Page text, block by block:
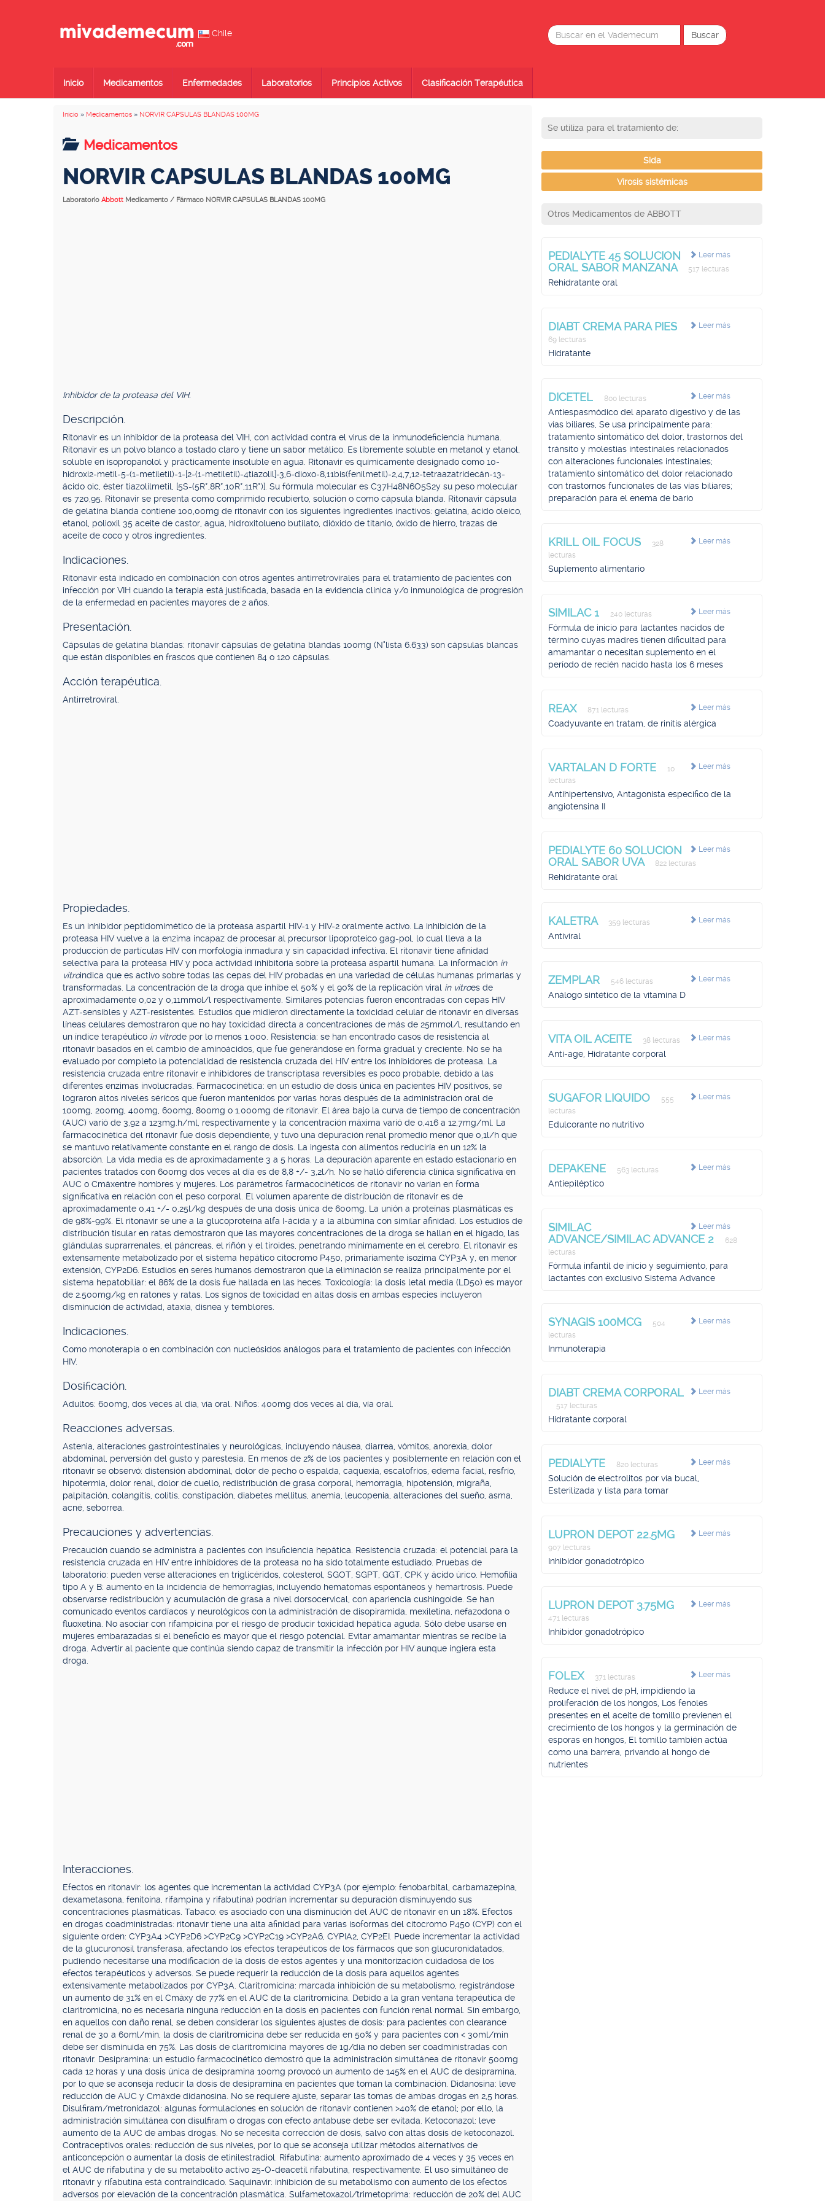
Chile
Inicio Medicamentos Enfermedades Laboratorios Principios Activos Clasificación Terapéutica
Inicio » Medicamentos » NORVIR CAPSULAS BLANDAS 100MG
Medicamentos
NORVIR CAPSULAS BLANDAS 100MG
Laboratorio Abbott Medicamento / Fármaco NORVIR CAPSULAS BLANDAS 100MG
Inhibidor de la proteasa del VIH.
Descripción.
Ritonavir es un inhibidor de la proteasa del VIH, con actividad contra el virus de la inmunodeficiencia humana.
Ritonavir es un polvo blanco a tostado claro y tiene un sabor metálico. Es libremente soluble en metanol y etanol,
soluble en isopropanolol y prácticamente insoluble en agua. Ritonavir es químicamente designado como 10-
hidroxi2-metil-5-(1-metiletil)-1-[2-(1-metiletil)-4tiazolil]-3,6-dioxo-8,11bis(fenilmetil)-2,4,7,12-tetraazatridecán-13-
ácido oic, éster tiazolilmetil, [5S-(5R*,8R*,10R*,11R*)]. Su fórmula molecular es C37H48N6O5S2y su peso molecular
es 720,95. Ritonavir se presenta como comprimido recubierto, solución o como cápsula blanda. Ritonavir cápsula
de gelatina blanda contiene 100,00mg de ritonavir con los siguientes ingredientes inactivos: gelatina, ácido oleico,
etanol, polioxil 35 aceite de castor, agua, hidroxitolueno butilato, dióxido de titanio, óxido de hierro, trazas de
aceite de coco y otros ingredientes.
Indicaciones.
Ritonavir está indicado en combinación con otros agentes antirretrovirales para el tratamiento de pacientes con
infección por VIH cuando la terapia está justificada, basada en la evidencia clínica y/o inmunológica de progresión
de la enfermedad en pacientes mayores de 2 años.
Presentación.
Cápsulas de gelatina blandas: ritonavir cápsulas de gelatina blandas 100mg (N°lista 6.633) son cápsulas blancas
que están disponibles en frascos que contienen 84 o 120 cápsulas.
Acción terapéutica.
Antirretroviral.
Propiedades.
Es un inhibidor peptidomimético de la proteasa aspartil HIV-1 y HIV-2 oralmente activo. La inhibición de la
proteasa HIV vuelve a la enzima incapaz de procesar al precursor lipoproteico gag-pol, lo cual lleva a la
producción de partículas HIV con morfología inmadura y sin capacidad infectiva. El ritonavir tiene afinidad
selectiva para la proteasa HIV y poca actividad inhibitoria sobre la proteasa aspartil humana. La información in
vitroindica que es activo sobre todas las cepas del HIV probadas en una variedad de células humanas primarias y
transformadas. La concentración de la droga que inhibe el 50% y el 90% de la replicación viral in vitroes de
aproximadamente 0,02 y 0,11mmol/l respectivamente. Similares potencias fueron encontradas con cepas HIV
AZT-sensibles y AZT-resistentes. Estudios que midieron directamente la toxicidad celular de ritonavir en diversas
líneas celulares demostraron que no hay toxicidad directa a concentraciones de más de 25mmol/l, resultando en
un índice terapéutico in vitrode por lo menos 1.000. Resistencia: se han encontrado casos de resistencia al
ritonavir basados en el cambio de aminoácidos, que fue generándose en forma gradual y creciente. No se ha
evaluado por completo la potencialidad de resistencia cruzada del HIV entre los inhibidores de proteasa. La
resistencia cruzada entre ritonavir e inhibidores de transcriptasa reversibles es poco probable, debido a las
diferentes enzimas involucradas. Farmacocinética: en un estudio de dosis única en pacientes HIV positivos, se
lograron altos niveles séricos que fueron mantenidos por varias horas después de la administración oral de
100mg, 200mg, 400mg, 600mg, 800mg o 1.000mg de ritonavir. El área bajo la curva de tiempo de concentración
(AUC) varió de 3,92 a 123mg.h/ml, respectivamente y la concentración máxima varió de 0,416 a 12,7mg/ml. La
farmacocinética del ritonavir fue dosis dependiente, y tuvo una depuración renal promedio menor que 0,1l/h que
se mantuvo relativamente constante en el rango de dosis. La ingesta con alimentos reduciría en un 12% la
absorción. La vida media es de aproximadamente 3 a 5 horas. La depuración aparente en estado estacionario en
pacientes tratados con 600mg dos veces al día es de 8,8 +/- 3,2l/h. No se halló diferencia clínica significativa en
AUC o Cmáxentre hombres y mujeres. Los parámetros farmacocinéticos de ritonavir no varían en forma
significativa en relación con el peso corporal. El volumen aparente de distribución de ritonavir es de
aproximadamente 0,41 +/- 0,25l/kg después de una dosis única de 600mg. La unión a proteínas plasmáticas es
de 98%-99%. El ritonavir se une a la glucoproteína alfa I-ácida y a la albúmina con similar afinidad. Los estudios de
distribución tisular en ratas demostraron que las mayores concentraciones de la droga se hallan en el hígado, las
glándulas suprarrenales, el páncreas, el riñón y el tiroides, penetrando mínimamente en el cerebro. El ritonavir es
extensamente metabolizado por el sistema hepático citocromo P450, primariamente isozima CYP3A y, en menor
extensión, CYP2D6. Estudios en seres humanos demostraron que la eliminación se realiza principalmente por el
sistema hepatobiliar: el 86% de la dosis fue hallada en las heces. Toxicología: la dosis letal media (LD50) es mayor
de 2.500mg/kg en ratones y ratas. Los signos de toxicidad en altas dosis en ambas especies incluyeron
disminución de actividad, ataxia, disnea y temblores.
Indicaciones.
Como monoterapia o en combinación con nucleósidos análogos para el tratamiento de pacientes con infección
HIV.
Dosificación.
Adultos: 600mg, dos veces al día, vía oral. Niños: 400mg dos veces al día, vía oral.
Reacciones adversas.
Astenia, alteraciones gastrointestinales y neurológicas, incluyendo náusea, diarrea, vómitos, anorexia, dolor
abdominal, perversión del gusto y parestesia. En menos de 2% de los pacientes y posiblemente en relación con el
ritonavir se observó: distensión abdominal, dolor de pecho o espalda, caquexia, escalofríos, edema facial, resfrío,
hipotermia, dolor renal, dolor de cuello, redistribución de grasa corporal, hemorragia, hipotensión, migraña,
palpitación, colangitis, colitis, constipación, diabetes mellitus, anemia, leucopenia, alteraciones del sueño, asma,
acné, seborrea.
Precauciones y advertencias.
Precaución cuando se administra a pacientes con insuficiencia hepática. Resistencia cruzada: el potencial para la
resistencia cruzada en HIV entre inhibidores de la proteasa no ha sido totalmente estudiado. Pruebas de
laboratorio: pueden verse alteraciones en triglicéridos, colesterol, SGOT, SGPT, GGT, CPK y ácido úrico. Hemofilia
tipo A y B: aumento en la incidencia de hemorragias, incluyendo hematomas espontáneos y hemartrosis. Puede
observarse redistribución y acumulación de grasa a nivel dorsocervical, con apariencia cushingoide. Se han
comunicado eventos cardíacos y neurológicos con la administración de disopiramida, mexiletina, nefazodona o
fluoxetina. No asociar con rifampicina por el riesgo de producir toxicidad hepática aguda. Sólo debe usarse en
mujeres embarazadas si el beneficio es mayor que el riesgo potencial. Evitar amamantar mientras se recibe la
droga. Advertir al paciente que continúa siendo capaz de transmitir la infección por HIV aunque ingiera esta
droga.
Interacciones.
Efectos en ritonavir: los agentes que incrementan la actividad CYP3A (por ejemplo: fenobarbital, carbamazepina,
dexametasona, fenitoína, rifampina y rifabutina) podrían incrementar su depuración disminuyendo sus
concentraciones plasmáticas. Tabaco: es asociado con una disminución del AUC de ritonavir en un 18%. Efectos
en drogas coadministradas: ritonavir tiene una alta afinidad para varias isoformas del citocromo P450 (CYP) con el
siguiente orden: CYP3A4 >CYP2D6 >CYP2C9 >CYP2C19 >CYP2A6, CYPIA2, CYP2EI. Puede incrementar la actividad
de la glucuronosil transferasa, afectando los efectos terapéuticos de los fármacos que son glucuronidatados,
pudiendo necesitarse una modificación de la dosis de estos agentes y una monitorización cuidadosa de los
efectos terapéuticos y adversos. Se puede requerir la reducción de la dosis para aquellos agentes
extensivamente metabolizados por CYP3A. Claritromicina: marcada inhibición de su metabolismo, registrándose
un aumento de 31% en el Cmáxy de 77% en el AUC de la claritromicina. Debido a la gran ventana terapéutica de
claritromicina, no es necesaria ninguna reducción en la dosis en pacientes con función renal normal. Sin embargo,
en aquellos con daño renal, se deben considerar los siguientes ajustes de dosis: para pacientes con clearance
renal de 30 a 60ml/min, la dosis de claritromicina debe ser reducida en 50% y para pacientes con < 30ml/min
debe ser disminuida en 75%. Las dosis de claritromicina mayores de 1g/día no deben ser coadministradas con
ritonavir. Desipramina: un estudio farmacocinético demostró que la administración simultánea de ritonavir 500mg
cada 12 horas y una dosis única de desipramina 100mg provocó un aumento de 145% en el AUC de desipramina,
por lo que se aconseja reducir la dosis de desipramina en pacientes que toman la combinación. Didanosina: leve
reducción de AUC y Cmáxde didanosina. No se requiere ajuste, separar las tomas de ambas drogas en 2,5 horas.
Disulfiram/metronidazol: algunas formulaciones en solución de ritonavir contienen >40% de etanol; por ello, la
administración simultánea con disulfiram o drogas con efecto antabuse debe ser evitada. Ketoconazol: leve
aumento de la AUC de ambas drogas. No se necesita corrección de dosis, salvo con altas dosis de ketoconazol.
Contraceptivos orales: reducción de sus niveles, por lo que se aconseja utilizar métodos alternativos de
anticoncepción o aumentar la dosis de etinilestradiol. Rifabutina: aumento aproximado de 4 veces y 35 veces en
el AUC de rifabutina y de su metabolito activo 25-O-deacetil rifabutina, respectivamente. El uso simultáneo de
ritonavir y rifabutina está contraindicado. Saquinavir: inhibición de su metabolismo con aumento de los efectos
adversos por elevación de la concentración plasmática. Sulfametoxazol/trimetoprima: reducción de 20% del AUC
Se utiliza para el tratamiento de:
Sida
Virosis sistémicas
Otros Medicamentos de ABBOTT
Leer más
PEDIALYTE 45 SOLUCION
ORAL SABOR MANZANA
517 lecturas
Rehidratante oral
Leer más
DIABT CREMA PARA PIES
69 lecturas
Hidratante
Leer más
DICETEL 800 lecturas
Antiespasmódico del aparato digestivo y de las
vías biliares, Se usa principalmente para:
tratamiento sintomático del dolor, trastornos del
tránsito y molestias intestinales relacionados
con alteraciones funcionales intestinales;
tratamiento sintomático del dolor relacionado
con trastornos funcionales de las vías biliares;
preparación para el enema de bario
Leer más
KRILL OIL FOCUS
328
lecturas
Suplemento alimentario
Leer más
SIMILAC 1 240 lecturas
Fórmula de inicio para lactantes nacidos de
término cuyas madres tienen dificultad para
amamantar o necesitan suplemento en el
período de recién nacido hasta los 6 meses
Leer más
REAX 871 lecturas
Coadyuvante en tratam, de rinitis alérgica
Leer más
VARTALAN D FORTE
10
lecturas
Antihipertensivo, Antagonista específico de la
angiotensina II
Leer más
PEDIALYTE 60 SOLUCION
ORAL SABOR UVA
822 lecturas
Rehidratante oral
Leer más
KALETRA 359 lecturas
Antiviral
Leer más
ZEMPLAR 546 lecturas
Análogo sintético de la vitamina D
Leer más
VITA OIL ACEITE 38 lecturas
Anti-age, Hidratante corporal
Leer más
SUGAFOR LIQUIDO
555
lecturas
Edulcorante no nutritivo
Leer más
DEPAKENE 563 lecturas
Antiepiléptico
Leer más
SIMILAC
ADVANCE/SIMILAC ADVANCE 2
628
lecturas
Fórmula infantil de inicio y seguimiento, para
lactantes con exclusivo Sistema Advance
Leer más
SYNAGIS 100MCG
504
lecturas
Inmunoterapia
Leer más
DIABT CREMA CORPORAL
517 lecturas
Hidratante corporal
Leer más
PEDIALYTE 820 lecturas
Solución de electrolitos por vía bucal,
Esterilizada y lista para tomar
Leer más
LUPRON DEPOT 22.5MG
907 lecturas
Inhibidor gonadotrópico
Leer más
LUPRON DEPOT 3.75MG
471 lecturas
Inhibidor gonadotrópico
Leer más
FOLEX 371 lecturas
Reduce el nivel de pH, impidiendo la
proliferación de los hongos, Los fenoles
presentes en el aceite de tomillo previenen el
crecimiento de los hongos y la germinación de
esporas en hongos, El tomillo también actúa
como una barrera, privando al hongo de
nutrientes